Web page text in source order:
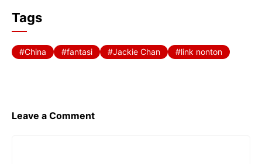
c
e
b
A
a
Tags
China fantasi Jackie Chan link nonton
Leave a Comment